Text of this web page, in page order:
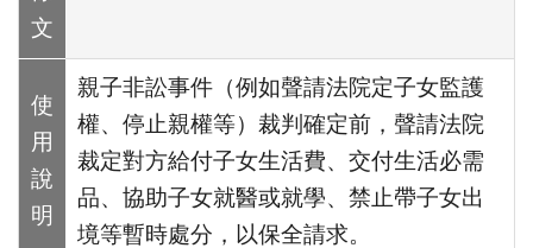
文
使
用
說
明
親子非訟事件（例如聲請法院定子女監護
權、停止親權等）裁判確定前，聲請法院
裁定對方給付子女生活費、交付生活必需
品、協助子女就醫或就學、禁止帶子女出
境等暫時處分，以保全請求。